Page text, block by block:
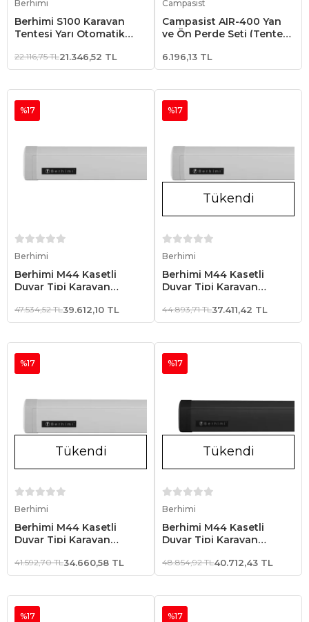
Berhimi
Berhimi S100 Karavan
Tentesi Yarı Otomatik
22.116,75 TL21.346,52 TL
Campasist
Campasist AIR-400 Yan
ve Ön Perde Seti (Tente
6.196,13 TL
Berhimi
Berhimi M44 Kasetli
Duvar Tipi Karavan
Kasa
%17
47.534,52 TL39.612,10 TL
Tükendi
Berhimi
Berhimi M44 Kasetli
Duvar Tipi Karavan
Kasa
%17
44.893,71 TL37.411,42 TL
Tükendi
Berhimi
Berhimi M44 Kasetli
Duvar Tipi Karavan
Kasa
%17
41.592,70 TL34.660,58 TL
Tükendi
Berhimi
Berhimi M44 Kasetli
Duvar Tipi Karavan
Kasa
%17
48.854,92 TL40.712,43 TL
%17 %17